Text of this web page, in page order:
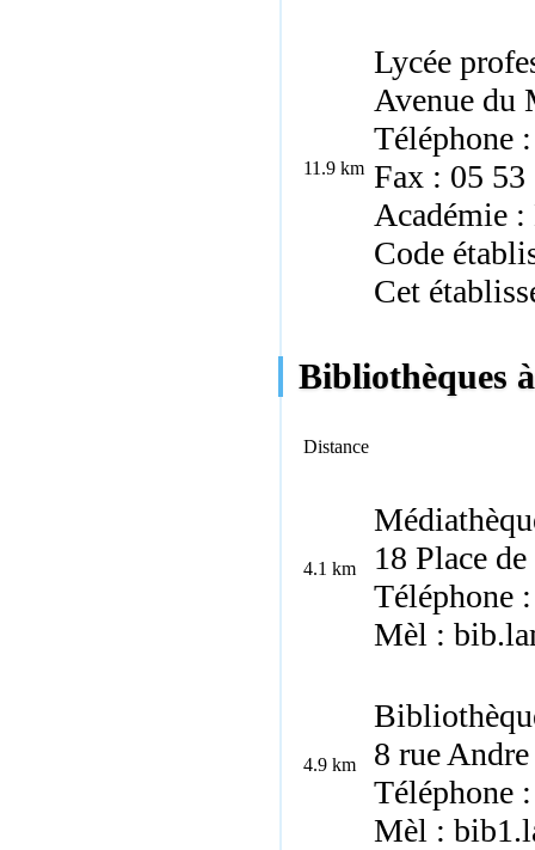
11.9 km
Lycée
Avenue du
Téléphone
Fax : 05 53
Académie
Code
Cet
Bibliothèques
Distance
4.1 km
18 Place
Téléphone
Mèl :
4.9 km
8 rue
Téléphone
Mèl :